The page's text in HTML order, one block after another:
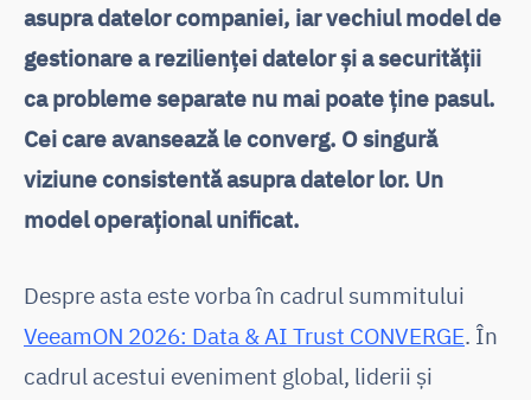
asupra datelor companiei, iar vechiul model de
gestionare a rezilienței datelor și a securității
ca probleme separate nu mai poate ține pasul.
Cei care avansează le converg. O singură
viziune consistentă asupra datelor lor. Un
model operațional unificat.
Despre asta este vorba în cadrul summitului
VeeamON 2026: Data & AI Trust CONVERGE. În
cadrul acestui eveniment global, liderii și